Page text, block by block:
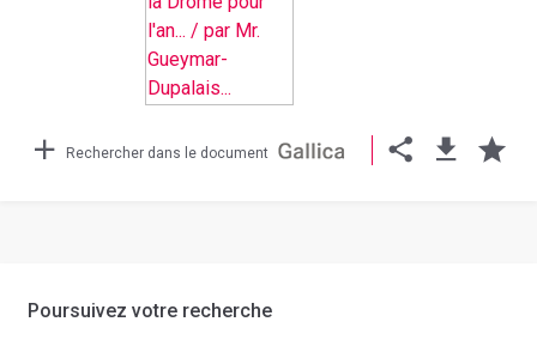
Rechercher dans le document
Poursuivez votre recherche